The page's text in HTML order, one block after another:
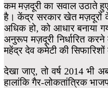
कम मज़दूरी का सवाल उठाते
है। केंद्र सरकार खेत मज़दूरों
अधिक हो, को आधार बनाया
अनुरूप मज़दूरी निर्धारित
महेंद्र देव कमेटी की
देखा जाए, तो वर्ष 2014 भी
हालांकि गैर-लोकतांत्रिक